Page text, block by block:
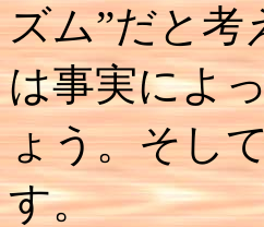
ズム”だと
は事実によ
ょう。そし
す。